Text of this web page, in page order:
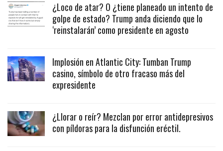
¿Loco de atar? O ¿tiene planeado un intento de
golpe de estado? Trump anda diciendo que lo
‘reinstalarán’ como presidente en agosto
Implosión en Atlantic City: Tumban Trump
casino, símbolo de otro fracaso más del
expresidente
¿Llorar o reír? Mezclan por error antidepresivos
con píldoras para la disfunción eréctil.